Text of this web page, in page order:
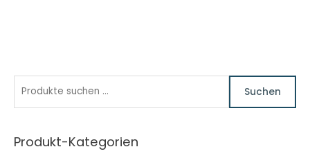
h
Suchen
Produkt-Kategorien